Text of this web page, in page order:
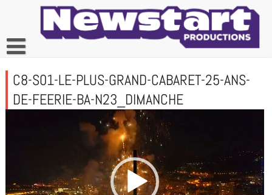
C8-S01-LE-PLUS-GRAND-CABARET-25-ANS-
DE-FEERIE-BA-N23_DIMANCHE